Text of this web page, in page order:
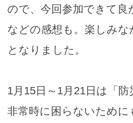
ので、今回参加できて良
などの感想も。楽しみ
となりました。
1月15日～1月21日は「
非常時に困らないため